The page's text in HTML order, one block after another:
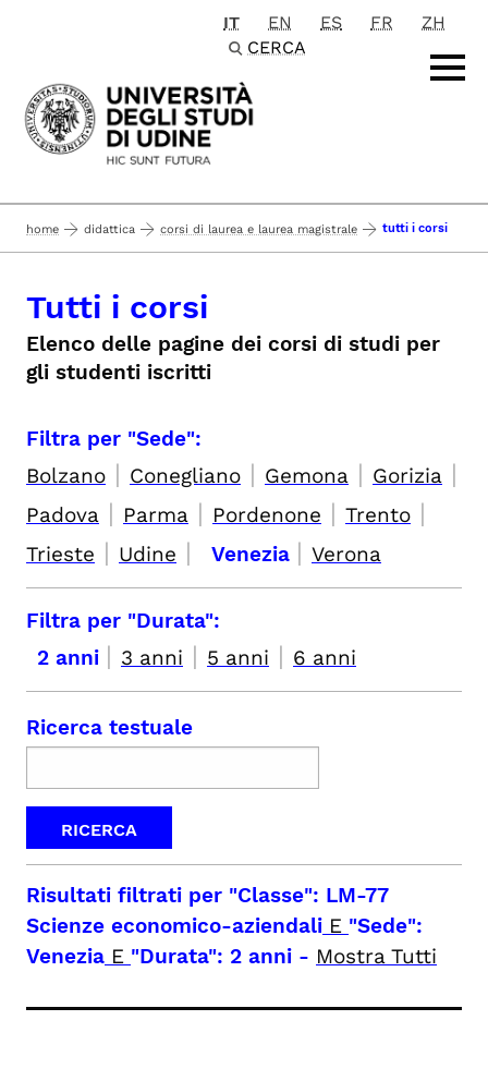
Passa al contenuto principale
IT EN ES FR
ZH
CERCA
home didattica corsi di laurea e laurea magistrale tutti i corsi
Tutti i corsi
Elenco delle pagine dei corsi di studi per
gli studenti iscritti
Filtra per "Sede":
Bolzano | Conegliano | Gemona | Gorizia |
Padova | Parma | Pordenone | Trento |
Trieste | Udine | Venezia | Verona
Filtra per "Durata":
2 anni | 3 anni | 5 anni | 6 anni
Ricerca testuale
Risultati filtrati per "Classe": LM-77
Scienze economico-aziendali E "Sede":
Venezia E "Durata": 2 anni - Mostra Tutti